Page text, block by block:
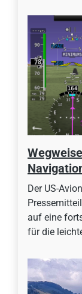
Der US-
auf eine
für die